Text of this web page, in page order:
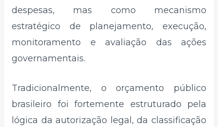
despesas, mas como mecanismo
estratégico de planejamento, execução,
monitoramento e avaliação das ações
governamentais.
Tradicionalmente, o orçamento público
brasileiro foi fortemente estruturado pela
lógica da autorização legal, da classificação